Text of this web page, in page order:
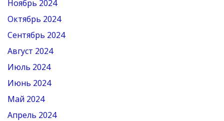
Ноябрь 2024
Октябрь 2024
Сентябрь 2024
Август 2024
Июль 2024
Июнь 2024
Май 2024
Апрель 2024